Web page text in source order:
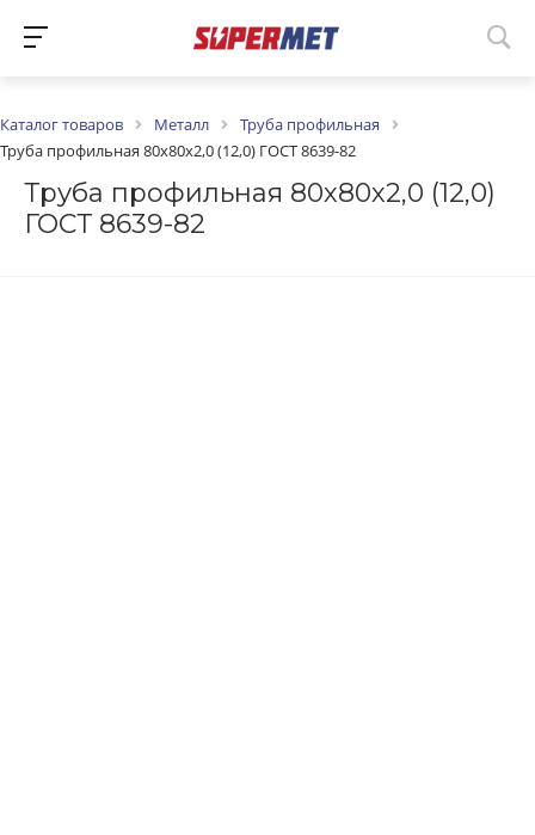
Каталог товаров Металл
Труба профильная
Труба профильная 80х80х2,0 (12,0) ГОСТ 8639-82
Труба профильная 80х80х2,0 (12,0)
ГОСТ 8639-82